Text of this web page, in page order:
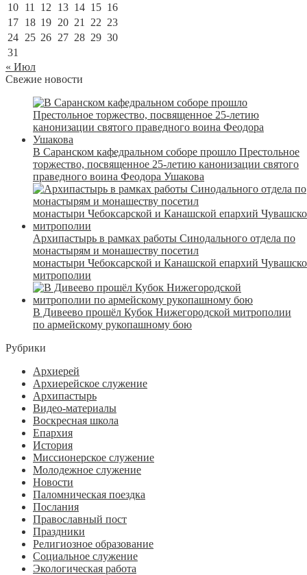
10 11 12 13 14 15 16
17 18 19 20 21 22 23
24 25 26 27 28 29 30
31
« Июл
Свежие новости
В Саранском кафедральном соборе прошло Престольное
торжество, посвященное 25-летию канонизации святого
праведного воина Феодора Ушакова
Архипастырь в рамках работы Синодального отдела по
монастырям и монашеству посетил
монастыри Чебоксарской и Канашской епархий
митрополии
В Дивеево прошёл Кубок Нижегородской митрополии
по армейскому рукопашному бою
Рубрики
Архиерей
Архиерейское служение
Архипастырь
Видео-материалы
Воскресная школа
Епархия
История
Миссионерское служение
Молодежное служение
Новости
Паломническая поездка
Послания
Православный пост
Праздники
Религиозное образование
Социальное служение
Экологическая работа